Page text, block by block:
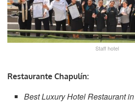
Staff hotel
Restaurante Chapulín:
Best Luxury Hotel Restaurant